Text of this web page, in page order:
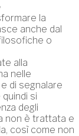
la
anche dal
o
alla
nelle
di segnalare
si
degli
non è trattata e
così come non